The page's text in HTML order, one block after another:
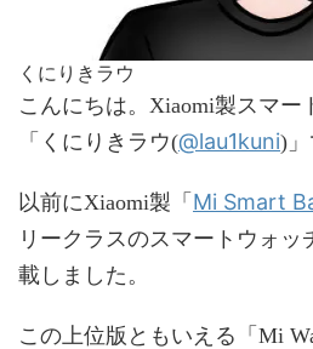
くにりきラウ
こんにちは。Xiaomi製スマー
「くにりきラウ(@lau1kuni)」
以前にXiaomi製「 Mi Smart
リークラスのスマートウォッ
載しました。
この上位版ともいえる「Mi